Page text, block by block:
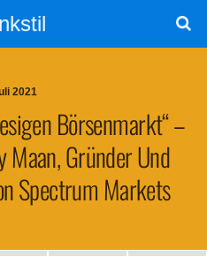
2021
Bör­sen­markt“ –
Grün­der Und
Spec­trum Markets